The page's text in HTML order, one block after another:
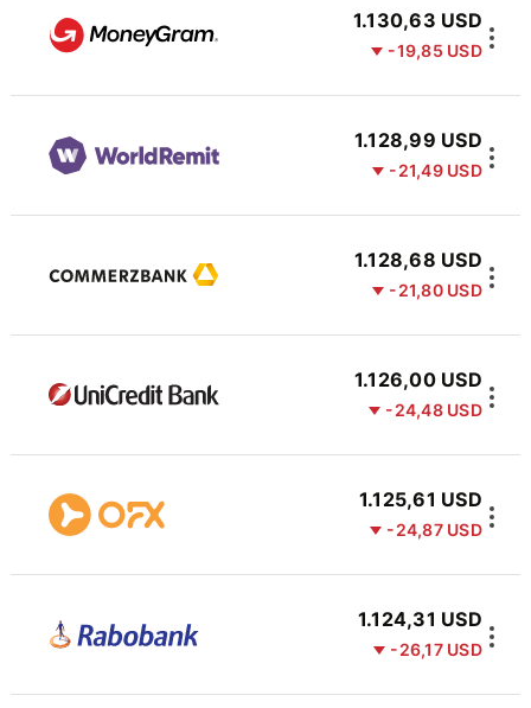
1.130,63 USD
-19,85 USD
1.128,99 USD
-21,49 USD
1.128,68 USD
-21,80 USD
1.126,00 USD
-24,48 USD
1.125,61 USD
-24,87 USD
1.124,31 USD
-26,17 USD